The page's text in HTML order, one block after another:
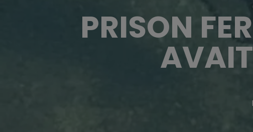
PRISON